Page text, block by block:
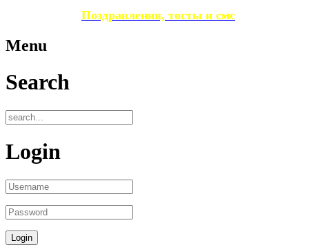
Поздравления, тосты и смс
Menu
Search
Login